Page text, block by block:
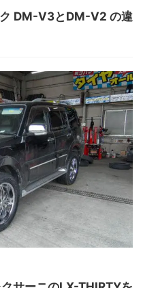
DM-V3とDM-V2 の違